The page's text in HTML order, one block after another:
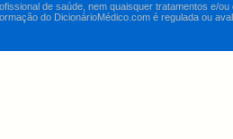
de saúde, nem quaisquer tratamentos
do DicionárioMédico.com é regulada ou